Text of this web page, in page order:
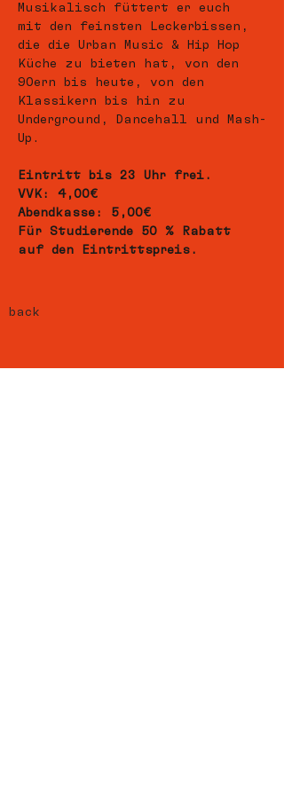
Musikalisch füttert er euch
mit den feinsten Leckerbissen,
die die Urban Music & Hip Hop
Küche zu bieten hat, von den
90ern bis heute, von den
Klassikern bis hin zu
Underground, Dancehall und Mash-
Up.
Eintritt bis 23 Uhr frei.
VVK: 4,00€
Abendkasse: 5,00€
Für Studierende 50 % Rabatt
auf den Eintrittspreis.
back